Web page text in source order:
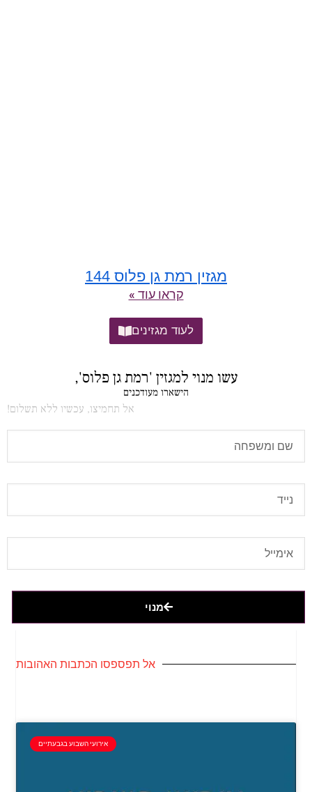
מגזין רמת גן פלוס 144
קראו עוד »
לעוד מגזינים
עשו מנוי למגזין 'רמת גן פלוס',
הישארו מעודכנים
אל תחמיצו, עכשיו ללא תשלום!
מנוי
אל תפספסו הכתבות האהובות
אירועי השבוע בגבעתיים